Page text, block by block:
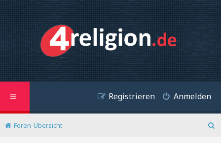
Anmelden
Registrieren
Foren-Übersicht